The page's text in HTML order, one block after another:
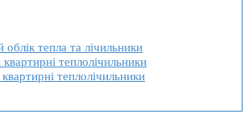
тепла та лічильники
теплолічильники
квартирні теплолічильники